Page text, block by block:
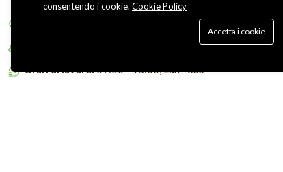
Via G. Cimabue, 3 - Monza (MB)
Orari di lavoro:09:00 - 18:00, Lun - Sab
consentendo i cookie. Cookie Policy
Accetta i cookie